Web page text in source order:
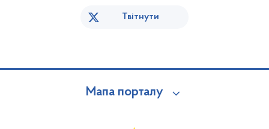
Твітнути
Мапа порталу